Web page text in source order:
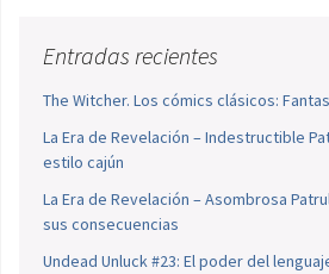
Entradas recientes
The Witcher. Los cómics clásicos:
La Era de Revelación – Indestructible
estilo cajún
La Era de Revelación – Asombrosa
sus consecuencias
Undead Unluck #23: El poder del